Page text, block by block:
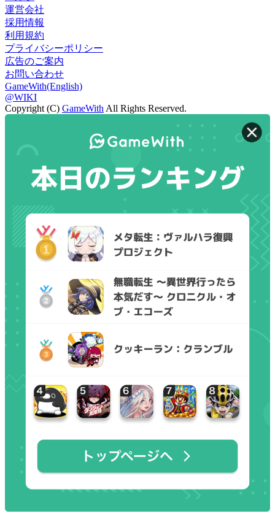
運営会社
採用情報
利用規約
プライバシーポリシー
広告のご案内
お問い合わせ
GameWith(English)
@WIKI
Copyright (C) GameWith All Rights Reserved.